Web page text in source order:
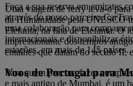
Uma viagem de ferry leva-o
da Humanidade pela UNESCO
Elefanta, na Ilha de Elefanta. O
impressionante dos tempos
entalhes que datam do século II,
Para quem procura fazer
e mais antigo de Mumbai, é um
Faça a sua reserva em
através do nosso parceiro
uma colaboração para comparar
internacionais e disponibilizar
estações, em mais de 145 países.
Voos de Portugal para